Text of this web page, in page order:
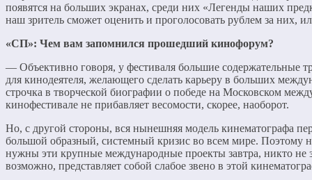
появятся на больших экранах, среди них «Легенды наших
наш зритель сможет оценить и проголосовать рублем за них,
«СП»: Чем вам запомнился прошедший кинофорум?
— Объективно говоря, у фестиваля большие содержательные
для кинодеятеля, желающего сделать карьеру в больших
строчка в творческой биографии о победе на Московском
кинофестивале не прибавляет весомости, скорее, наоборот.
Но, с другой стороны, вся нынешняя модель кинематографа
большой образный, системный кризис во всем мире. Поэтому
нужны эти крупные международные проекты завтра, никто не
возможно, представляет собой слабое звено в этой